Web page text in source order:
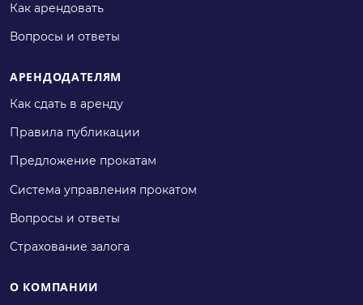
Как арендовать
Вопросы и ответы
АРЕНДОДАТЕЛЯМ
Как сдать в аренду
Правила публикации
Предложение прокатам
Система управления прокатом
Вопросы и ответы
Страхование залога
О КОМПАНИИ